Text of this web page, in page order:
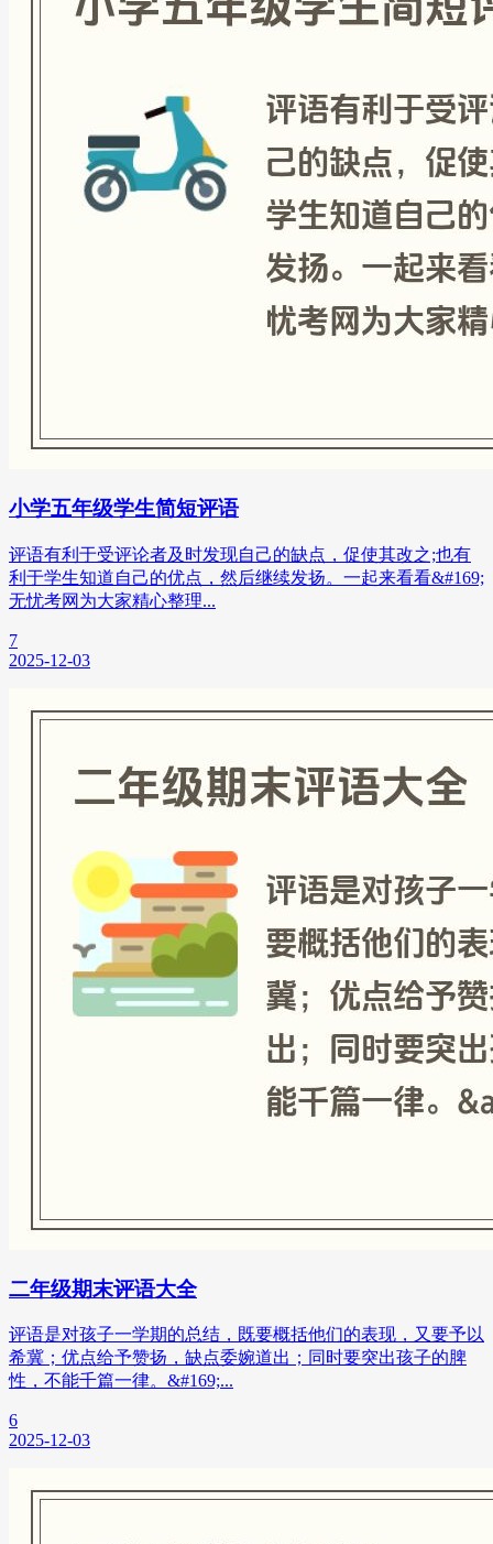
小学五年级学生简短评语
评语有利于受评论者及时发现自己的缺点，促使其改之;也有
利于学生知道自己的优点，然后继续发扬。一起来看看&#169;
无忧考网为大家精心整理...
7
2025-12-03
二年级期末评语大全
评语是对孩子一学期的总结，既要概括他们的表现，又要予以
希冀；优点给予赞扬，缺点委婉道出；同时要突出孩子的脾
性，不能千篇一律。&#169;...
6
2025-12-03